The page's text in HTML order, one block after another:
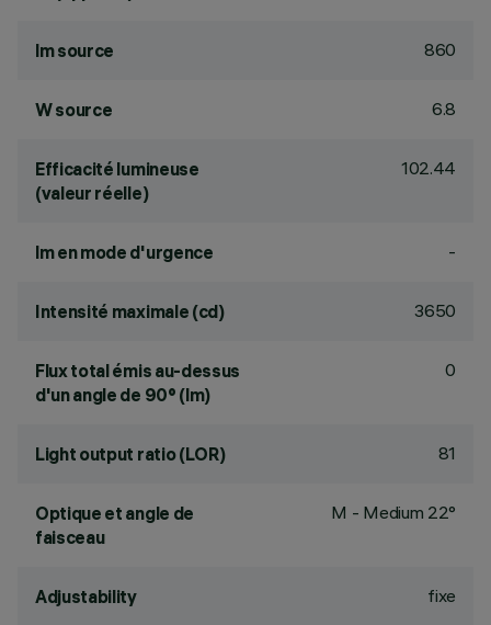
lm source 860
W source 6.8
Efficacité lumineuse
(valeur réelle)
102.44
lm en mode d'urgence -
Intensité maximale (cd) 3650
Flux total émis au-dessus
d'un angle de 90° (lm)
0
Light output ratio (LOR) 81
Optique et angle de
faisceau
M - Medium 22°
Adjustability fixe